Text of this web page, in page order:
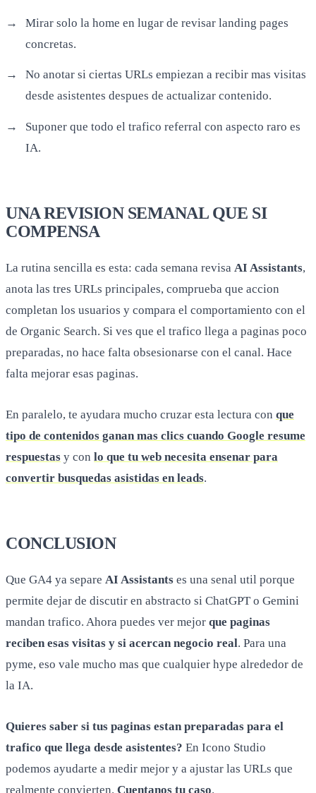
Mirar solo la home en lugar de revisar landing pages
concretas.
No anotar si ciertas URLs empiezan a recibir mas visitas
desde asistentes despues de actualizar contenido.
Suponer que todo el trafico referral con aspecto raro es
IA.
UNA REVISION SEMANAL QUE SI
COMPENSA
La rutina sencilla es esta: cada semana revisa AI Assistants,
anota las tres URLs principales, comprueba que accion
completan los usuarios y compara el comportamiento con el
de Organic Search. Si ves que el trafico llega a paginas poco
preparadas, no hace falta obsesionarse con el canal. Hace
falta mejorar esas paginas.
En paralelo, te ayudara mucho cruzar esta lectura con que
tipo de contenidos ganan mas clics cuando Google resume
respuestas y con lo que tu web necesita ensenar para
convertir busquedas asistidas en leads.
CONCLUSION
Que GA4 ya separe AI Assistants es una senal util porque
permite dejar de discutir en abstracto si ChatGPT o Gemini
mandan trafico. Ahora puedes ver mejor que paginas
reciben esas visitas y si acercan negocio real. Para una
pyme, eso vale mucho mas que cualquier hype alrededor de
la IA.
Quieres saber si tus paginas estan preparadas para el
trafico que llega desde asistentes? En Icono Studio
podemos ayudarte a medir mejor y a ajustar las URLs que
realmente convierten. Cuentanos tu caso.